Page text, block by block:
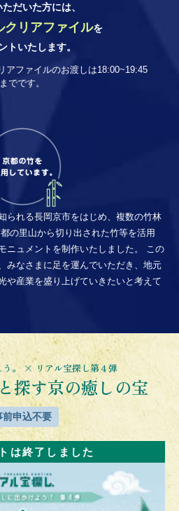
だいた方には、
クリアファイルを
トいたします。
アファイルのお渡しは18:00~19:45
までです。
られる長岡京市をはじめ、複数の竹林
の里山から切り出された竹等を活用
ニュメントを制作いたしました。 この
みなさまに足を運んでいただき、地元
や産業を盛り上げていきたいと考えて
う。 × リアル宝探し第４弾
探す京の癒しの宝
前申込不要
は終了しました